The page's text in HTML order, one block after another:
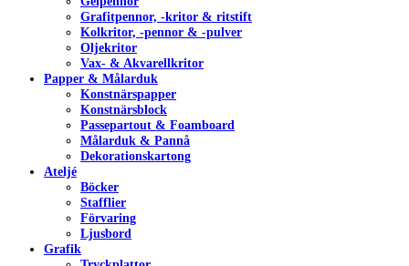
Grafitpennor, -kritor & ritstift
Kolkritor, -pennor & -pulver
Oljekritor
Vax- & Akvarellkritor
Papper & Målarduk
Konstnärspapper
Konstnärsblock
Passepartout & Foamboard
Målarduk & Pannå
Dekorationskartong
Ateljé
Böcker
Stafflier
Förvaring
Ljusbord
Grafik